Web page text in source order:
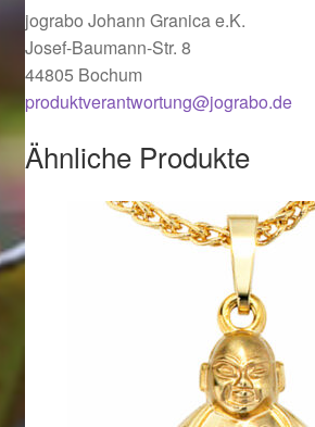
Ostergeschenke finden für Ostern 2020
Ostergeschenke finden für Ostern 2021
Ostergeschenke finden für Ostern 2022
Shop
jograbo Johann Granica e.K.
Josef-Baumann-Str. 8
44805 Bochum
produktverantwortung@jograbo.de
Ähnliche Produkte